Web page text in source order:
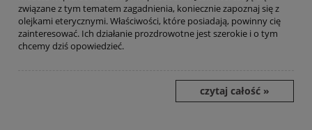
związane z tym tematem zagadnienia, koniecznie zapoznaj się z
olejkami eterycznymi. Właściwości, które posiadają, powinny cię
zainteresować. Ich działanie prozdrowotne jest szerokie i o tym
chcemy dziś opowiedzieć.
czytaj całość »